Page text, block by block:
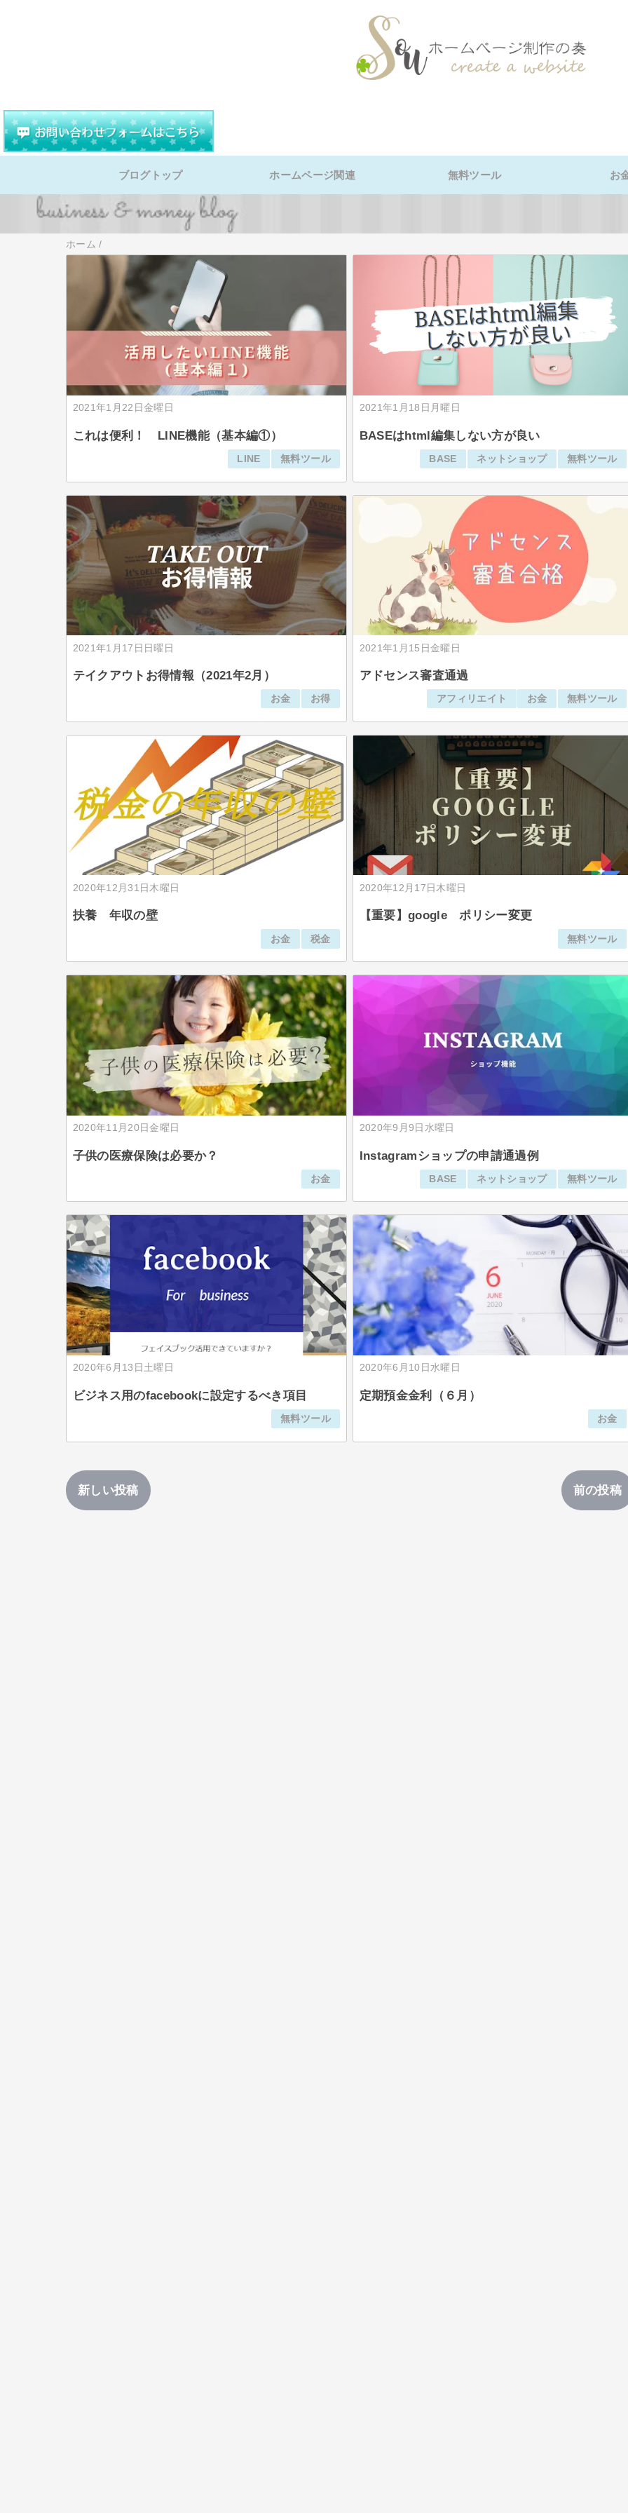
ブログトップ ホームページ関連 無料ツール お
ホーム /
2021年1月22日金曜日
これは便利！ LINE機能（基本編①）
LINE 無料ツール
2021年1月18日月曜日
BASEはhtml編集しない方が良い
BASE ネットショップ 無料ツール
2021年1月17日日曜日
テイクアウトお得情報（2021年2月）
お金 お得
2021年1月15日金曜日
アドセンス審査通過
アフィリエイト お金 無料ツール
2020年12月31日木曜日
扶養 年収の壁
お金 税金
2020年12月17日木曜日
【重要】google ポリシー変更
無料ツール
2020年11月20日金曜日
子供の医療保険は必要か？
お金
2020年9月9日水曜日
Instagramショップの申請通過例
BASE ネットショップ 無料ツール
2020年6月13日土曜日
ビジネス用のfacebookに設定するべき項目
無料ツール
2020年6月10日水曜日
定期預金金利（６月）
お金
新しい投稿 前の投稿